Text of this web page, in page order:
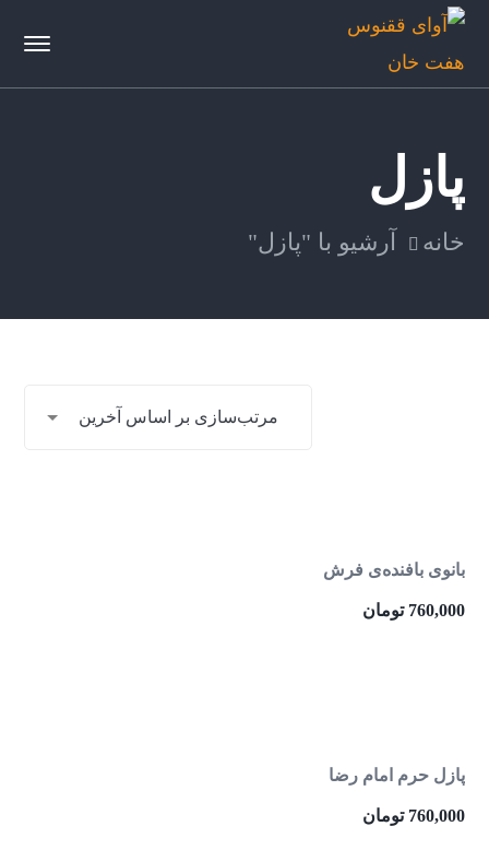
پازل
خانه آرشیو با "پازل"
بانوی بافنده‌ی فرش
760,000 تومان
پازل حرم امام رضا
760,000 تومان